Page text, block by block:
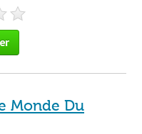
Monde Du